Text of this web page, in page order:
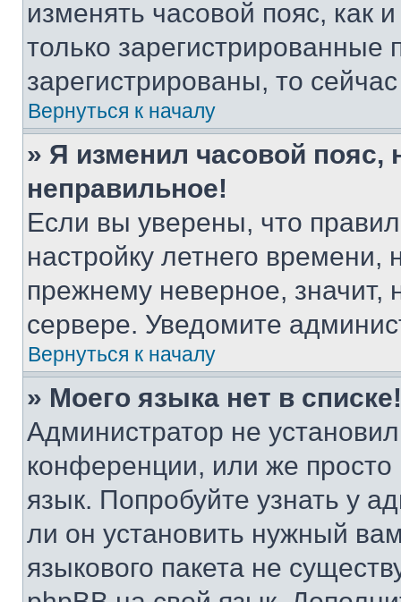
изменять часовой пояс, как
только
зарегистрированы, то
Вернуться к началу
» Я изменил часовой пояс,
неправильное!
Если вы уверены, что
настройку летнего
прежнему неверное, значит,
сервере. Уведомите
Вернуться к началу
» Моего языка нет в списке!
Администратор не
конференции, или же
язык. Попробуйте узнать у
ли он установить нужный
языкового пакета не